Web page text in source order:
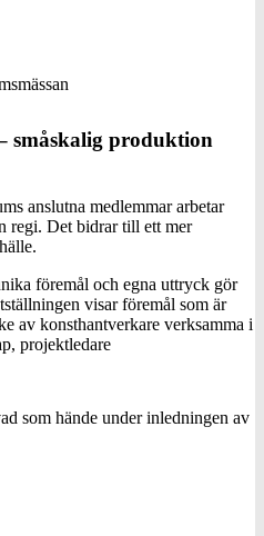
småskalig produktion
anslutna medlemmar arbetar
regi. Det bidrar till ett mer
föremål och egna uttryck gör
visar föremål som är
av konsthantverkare verksamma i
projektledare
som hände under inledningen av